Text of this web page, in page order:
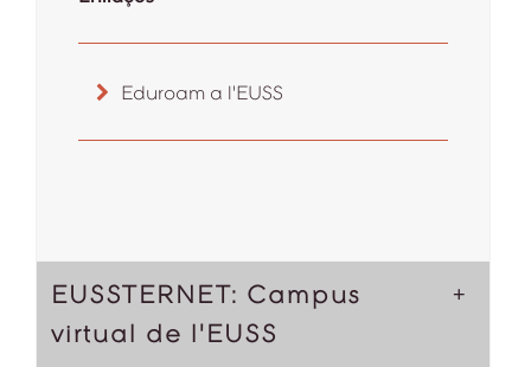
Eduroam a l'EUSS
EUSSTERNET: Campus
virtual de l'EUSS